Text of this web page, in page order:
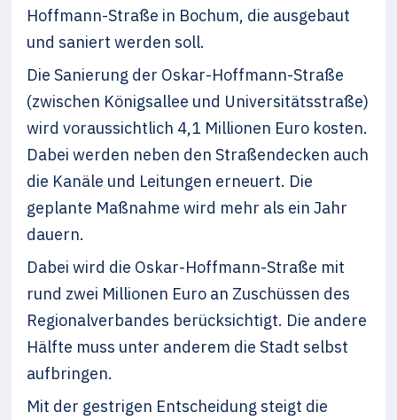
Hoffmann-Straße in Bochum, die ausgebaut
und saniert werden soll.
Die Sanierung der Oskar-Hoffmann-Straße
(zwischen Königsallee und Universitätsstraße)
wird voraussichtlich 4,1 Millionen Euro kosten.
Dabei werden neben den Straßendecken auch
die Kanäle und Leitungen erneuert. Die
geplante Maßnahme wird mehr als ein Jahr
dauern.
Dabei wird die Oskar-Hoffmann-Straße mit
rund zwei Millionen Euro an Zuschüssen des
Regionalverbandes berücksichtigt. Die andere
Hälfte muss unter anderem die Stadt selbst
aufbringen.
Mit der gestrigen Entscheidung steigt die